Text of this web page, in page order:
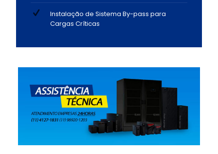
Instalação de Sistema By-pass para
Cargas Críticas